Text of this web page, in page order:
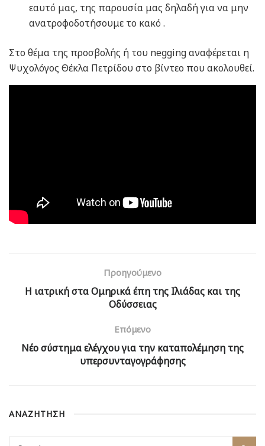
εαυτό μας, της παρουσία μας δηλαδή για να μην
ανατροφοδοτήσουμε το κακό .
Στο θέμα της προσβολής ή του negging αναφέρεται η
Ψυχολόγος Θέκλα Πετρίδου στο βίντεο που ακολουθεί.
Προηγούμενο
Η ιατρική στα Ομηρικά έπη της Ιλιάδας και της
Οδύσσειας
Επόμενο
Νέο σύστημα ελέγχου για την καταπολέμηση της
υπερσυνταγογράφησης
ΑΝΑΖΗΤΗΣΗ